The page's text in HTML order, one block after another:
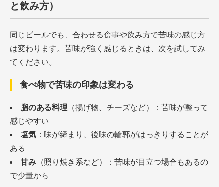
と飲み方）
同じビールでも、合わせる食事や飲み方で苦味の感じ方
は変わります。苦味が強く感じるときは、次を試してみ
てください。
食べ物で苦味の印象は変わる
脂のある料理 （揚げ物、チーズなど）：苦味が整って
感じやすい
塩気 ：味が締まり、後味の輪郭がはっきりすることが
ある
甘み （照り焼き系など）：苦味が目立つ場合もあるの
で少量から